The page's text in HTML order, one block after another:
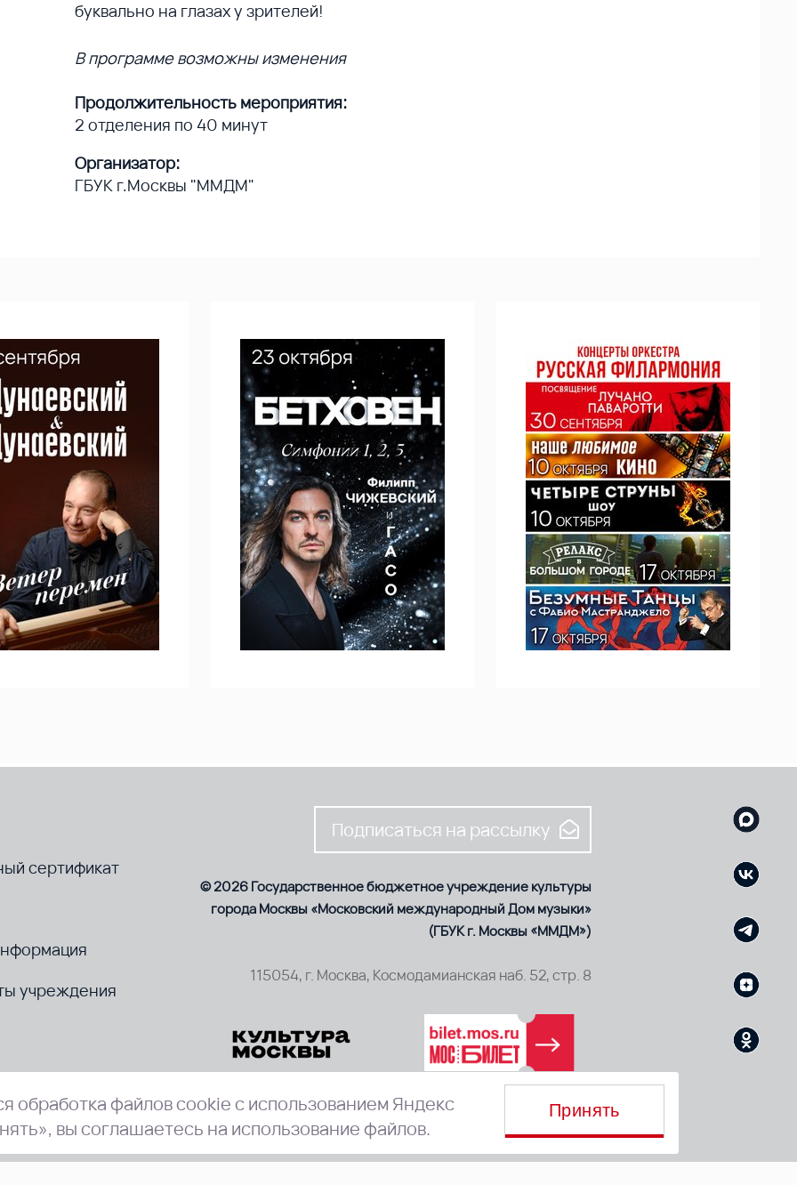
буквально на глазах у зрителей!
В программе возможны изменения
Продолжительность мероприятия:
2 отделения по 40 минут
Организатор:
ГБУК г.Москвы "ММДМ"
сертификат
учреждения
Подписаться на рассылку
© 2026 Государственное бюджетное учреждение культуры
города Москвы «Московский международный Дом музыки»
(ГБУК г. Москвы «ММДМ»)
115054, г. Москва, Космодамианская наб. 52, стр. 8
обработка файлов cookie с использованием Яндекс
вы соглашаетесь на использование файлов.
Принять